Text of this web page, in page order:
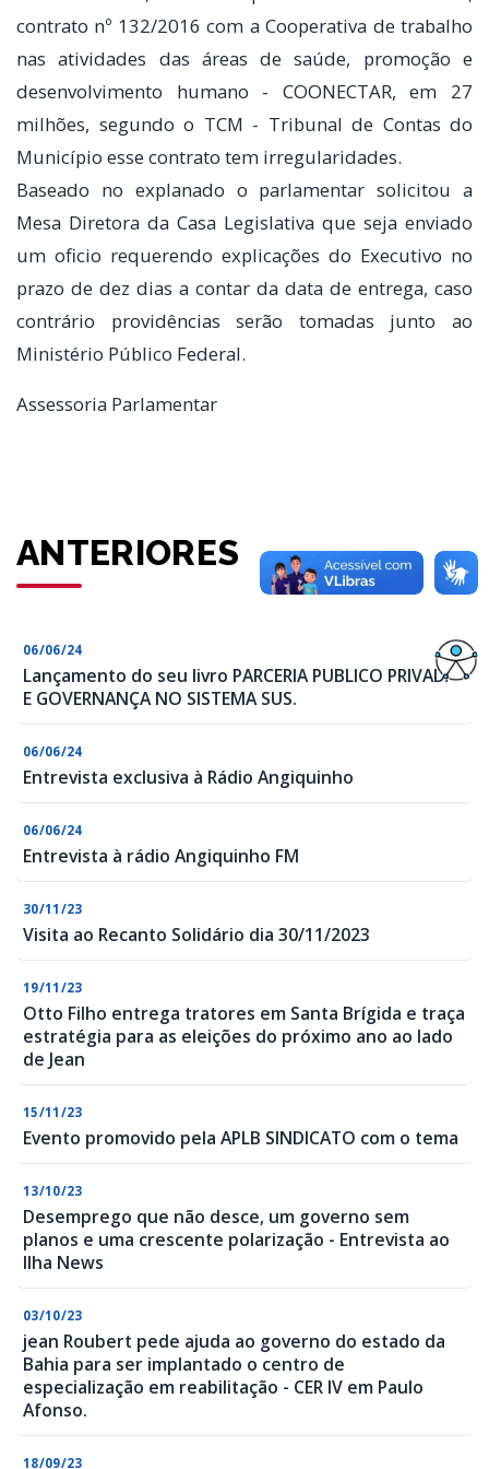
contrato nº 132/2016 com a Cooperativa de trabalho
nas atividades das áreas de saúde, promoção e
desenvolvimento humano - COONECTAR, em 27
milhões, segundo o TCM - Tribunal de Contas do
Município esse contrato tem irregularidades.
Baseado no explanado o parlamentar solicitou a
Mesa Diretora da Casa Legislativa que seja enviado
um oficio requerendo explicações do Executivo no
prazo de dez dias a contar da data de entrega, caso
contrário providências serão tomadas junto ao
Ministério Público Federal.
Assessoria Parlamentar
ANTERIORES
06/06/24
Lançamento do seu livro PARCERIA PUBLICO PRIVADA
E GOVERNANÇA NO SISTEMA SUS.
06/06/24
Entrevista exclusiva à Rádio Angiquinho
06/06/24
Entrevista à rádio Angiquinho FM
30/11/23
Visita ao Recanto Solidário dia 30/11/2023
19/11/23
Otto Filho entrega tratores em Santa Brígida e traça
estratégia para as eleições do próximo ano ao lado
de Jean
15/11/23
Evento promovido pela APLB SINDICATO com o tema
13/10/23
Desemprego que não desce, um governo sem
planos e uma crescente polarização - Entrevista ao
Ilha News
03/10/23
jean Roubert pede ajuda ao governo do estado da
Bahia para ser implantado o centro de
especialização em reabilitação - CER IV em Paulo
Afonso.
18/09/23